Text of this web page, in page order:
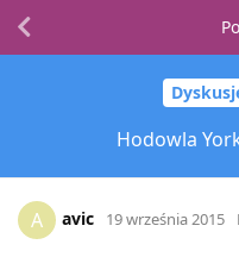
Hodowla
A avic 19 września 2015